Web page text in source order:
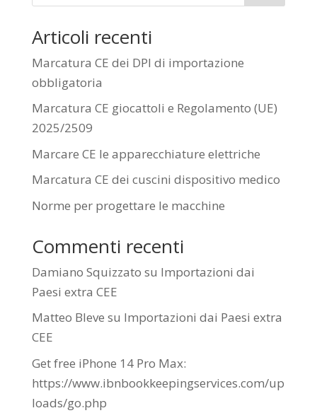
Articoli recenti
Marcatura CE dei DPI di importazione
obbligatoria
Marcatura CE giocattoli e Regolamento (UE)
2025/2509
Marcare CE le apparecchiature elettriche
Marcatura CE dei cuscini dispositivo medico
Norme per progettare le macchine
Commenti recenti
Damiano Squizzato su Importazioni dai
Paesi extra CEE
Matteo Bleve su Importazioni dai Paesi extra
CEE
Get free iPhone 14 Pro Max:
https://www.ibnbookkeepingservices.com/up
loads/go.php